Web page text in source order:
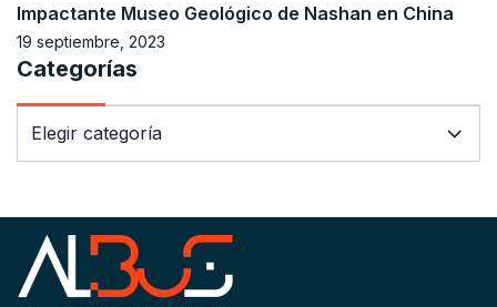
Impactante Museo Geológico de Nashan en China
19 septiembre, 2023
Categorías